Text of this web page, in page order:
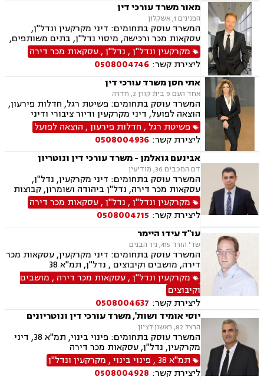
מאור משרד עורכי דין
הפנינים 1, אשקלון
המשרד עוסק בתחומים: דיני מקרקעין ונדל"ן,
עסקאות מכר ורכישה, מיסוי נדל"ן, בתים משותפים,
תכנון ובניה, ליקוי בניה, מושבים וקיבוצים, קבוצת
רכישה, מגרשים לבניה, רשות מקרקעי ישראל,
ירושות וצוואות, הסכמי ממון, ייפוי כוח מתמשך, דיני
משפחה, פונדקאות, מזונות, גישור, אפוטרופסות,
גירושין, נשואים אזרחיים, מעמד אישי, ניכור הורי,
זמני שהות, העברה בין דורית
מקרקעין ונדל"ן, נדל"ן,עסקאות מכר דירה
ליצירת קשר: 0508004746
אתי חסן משרד עורכי דין
אחד העם 9 בית קורן 2, חדרה
המשרד עוסק בתחומים: פשיטת רגל, חדלות פירעון,
הוצאה לפועל, דיני מקרקעין ודיור ציבורי ודיני
משפחה, ביטוח לאומי, תעבורה.
פשיטת רגל , חדלות פירעון, הוצאה לפועל
ליצירת קשר: 0508004936
אבינעם גואלמן - משרד עורכי דין ונוטריון
דם המכבים 36, מודיעין
המשרד עוסק בתחומים: דיני מקרקעין, נדל"ן,
עסקאות מכר דירה, נדל"ן ביהודה ושומרון, קבוצות
רכישה, מיסוי נדל"ן, פינוי מושכר, בתים משותפים,
ייפוי כוח מתמשך, ירושות וצוואות, רישוי נשק, דיני
חוזים ונוטריון
מקרקעין ונדל"ן, נדל"ן,עסקאות מכר דירה
ליצירת קשר: 0508004715
עו"ד עידו היימר
שד' הורד 415, ניר הבנים
המשרד עוסק בתחומים: דיני מקרקעין, עסקאות מכר
דירה, מושבים וקיבוצים , נדל"ן, תמ"א 38
מקרקעין ונדל"ן,עסקאות מכר דירה , מושבים
וקיבוצים
ליצירת קשר: 0508004637
יוסי אומיד ושות', משרד עורכי דין ונוטריונים
הרצל 82, ראשון לציון
המשרד עוסק בתחומים: פינוי בינוי, תמ"א 38, דיני
מקרקעין, נדל"ן, עסקאות מכר דירה
תמ"א 38
, פינוי בינוי, מקרקעין ונדל"ן
ליצירת קשר: 0508004928